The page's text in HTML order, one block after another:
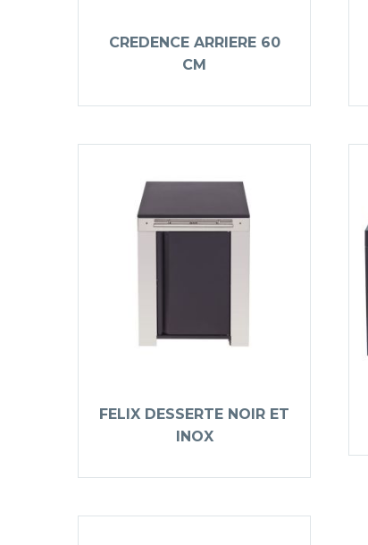
CREDENCE ARRIERE 60
CM
FELIX DESSERTE NOIR ET
INOX